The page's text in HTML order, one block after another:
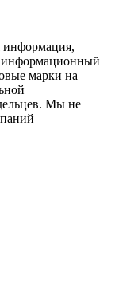
информация,
информационный
марки на
Мы не